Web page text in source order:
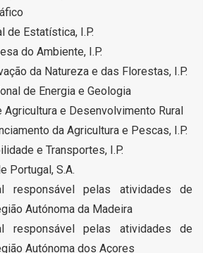
de Estatística, I.P.
do Ambiente, I.P.
da Natureza e das Florestas, I.P.
de Energia e Geologia
Agricultura e Desenvolvimento Rural
da Agricultura e Pescas, I.P.
e Transportes, I.P.
Portugal, S.A.
responsável pelas atividades de
Autónoma da Madeira
responsável pelas atividades de
Autónoma dos Açores